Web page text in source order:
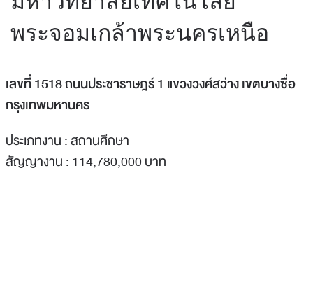
พระจอมเกล้าพระนครเหนือ
เลขที่ 1518 ถนนประชาราษฎร์ 1 แขวงวงศ์สว่าง เขตบางซื่อ
กรุงเทพมหานคร
ประเภทงาน : สถานศึกษา
สัญญางาน : 114,780,000 บาท